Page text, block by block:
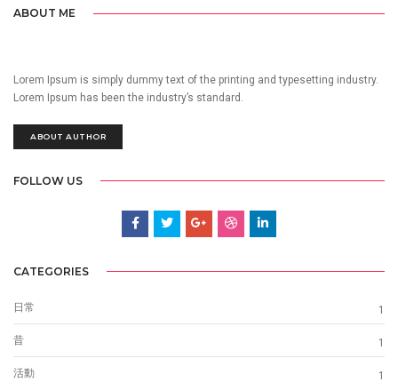
ABOUT ME
Lorem Ipsum is simply dummy text of the printing and typesetting industry.
Lorem Ipsum has been the industry’s standard.
ABOUT AUTHOR
FOLLOW US
CATEGORIES
日常 1
昔 1
活動 1